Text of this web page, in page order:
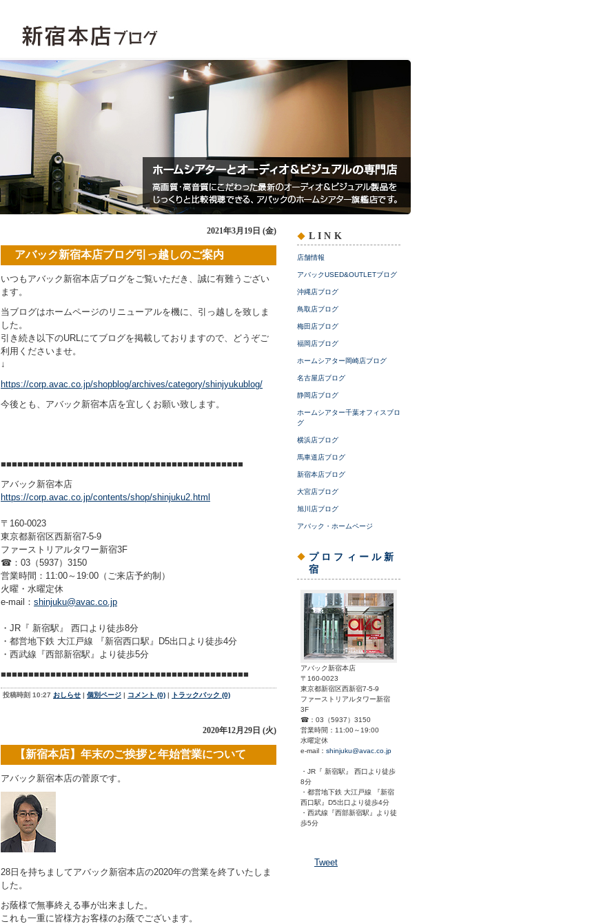
2021年3月19日 (金)
アバック新宿本店ブログ引っ越しのご案内
いつもアバック新宿本店ブログをご覧いただき、誠に有難うござい
ます。
当ブログはホームページのリニューアルを機に、引っ越しを致しま
した。
引き続き以下のURLにてブログを掲載しておりますので、どうぞご
利用くださいませ。
↓
https://corp.avac.co.jp/shopblog/archives/category/shinjyukublog/
今後とも、アバック新宿本店を宜しくお願い致します。
■■■■■■■■■■■■■■■■■■■■■■■■■■■■■■■■■■■■■■■■■■■■
アバック新宿本店
https://corp.avac.co.jp/contents/shop/shinjuku2.html
〒160-0023
東京都新宿区西新宿7-5-9
ファーストリアルタワー新宿3F
☎：03（5937）3150
営業時間：11:00～19:00（ご来店予約制）
火曜・水曜定休
e-mail： shinjuku@avac.co.jp
・JR『 新宿駅』 西口より徒歩8分
・都営地下鉄 大江戸線 『新宿西口駅』D5出口より徒歩4分
・西武線『西部新宿駅』より徒歩5分
■■■■■■■■■■■■■■■■■■■■■■■■■■■■■■■■■■■■■■■■■■■■■
投稿時刻 10:27 おしらせ | 個別ページ | コメント (0) | トラックバック (0)
2020年12月29日 (火)
【新宿本店】年末のご挨拶と年始営業について
アバック新宿本店の菅原です。
28日を持ちましてアバック新宿本店の2020年の営業を終了いたしま
した。
お蔭様で無事終える事が出来ました。
これも一重に皆様方お客様のお蔭でございます。
LINK
店舗情報
アバックUSED&OUTLETブログ
沖縄店ブログ
鳥取店ブログ
梅田店ブログ
福岡店ブログ
ホームシアター岡崎店ブログ
名古屋店ブログ
静岡店ブログ
ホームシアター千葉オフィスブロ
グ
横浜店ブログ
馬車道店ブログ
新宿本店ブログ
大宮店ブログ
旭川店ブログ
アバック・ホームページ
プロフィール新
宿
アバック新宿本店
〒160-0023
東京都新宿区西新宿7-5-9
ファーストリアルタワー新宿
3F
☎：03（5937）3150
営業時間：11:00～19:00
水曜定休
e-mail： shinjuku@avac.co.jp
・JR『 新宿駅』 西口より徒歩
8分
・都営地下鉄 大江戸線 『新宿
西口駅』D5出口より徒歩4分
・西武線『西部新宿駅』より徒
歩5分
Tweet